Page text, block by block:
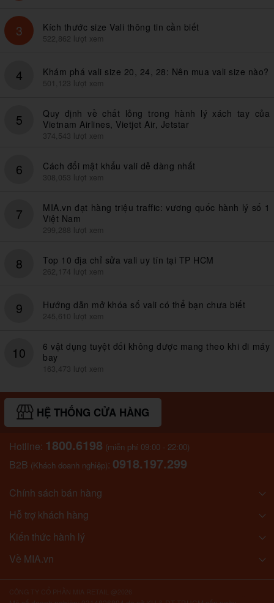
3 Kích thước size Vali thông tin cần biết
522,862 lượt xem
4 Khám phá vali size 20, 24, 28: Nên mua vali size nào?
501,123 lượt xem
5
Quy định về chất lỏng trong hành lý xách tay của
Vietnam Airlines, Vietjet Air, Jetstar
374,543 lượt xem
6 Cách đổi mật khẩu vali dễ dàng nhất
308,053 lượt xem
7
MIA.vn đạt hàng triệu traffic: vương quốc hành lý số 1
Việt Nam
299,288 lượt xem
8 Top 10 địa chỉ sửa vali uy tín tại TP HCM
262,174 lượt xem
9 Hướng dẫn mở khóa số vali có thể bạn chưa biết
245,610 lượt xem
10
6 vật dụng tuyệt đối không được mang theo khi đi máy
bay
163,473 lượt xem
HỆ THỐNG CỬA HÀNG
Hotline: 1800.6198 (miễn phí 09:00 - 22:00)
B2B (Khách doanh nghiệp): 0918.197.299
Chính sách bán hàng
Hỗ trợ khách hàng
Kiến thức hành lý
Về MIA.vn